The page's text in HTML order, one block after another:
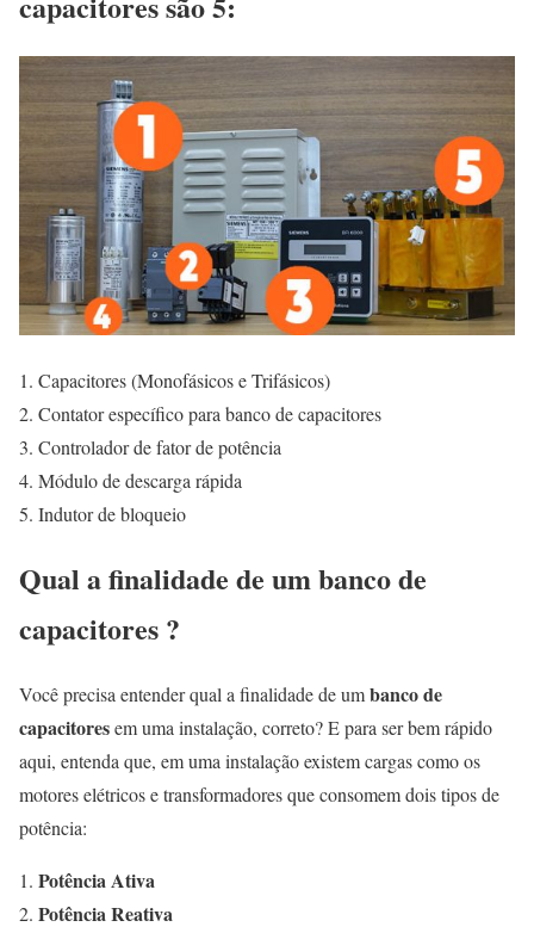
Capacitores (Monofásicos e Trifásicos)
Contator específico para banco de capacitores
Controlador de fator de potência
Módulo de descarga rápida
Indutor de bloqueio
Qual a finalidade de um banco de
capacitores ?
Você precisa entender qual a finalidade de umbanco de
capacitoresem uma instalação, correto? E para ser bem rápido
aqui, entenda que, em uma instalação existem cargas como os
motores elétricos e transformadores que consomem dois tipos de
potência:
Potência Ativa
Potência Reativa